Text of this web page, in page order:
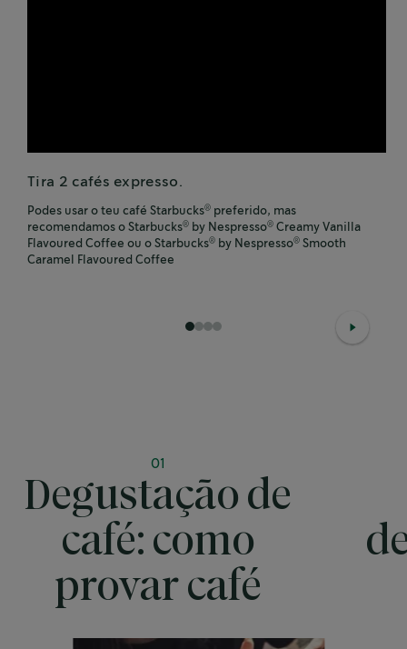
Tira 2 cafés expresso.
Podes usar o teu café Starbucks® preferido, mas
recomendamos o Starbucks® by Nespresso® Creamy Vanilla
Flavoured Coffee ou o Starbucks® by Nespresso® Smooth
Caramel Flavoured Coffee​
1 23
01
Degustação de
café: como
provar café